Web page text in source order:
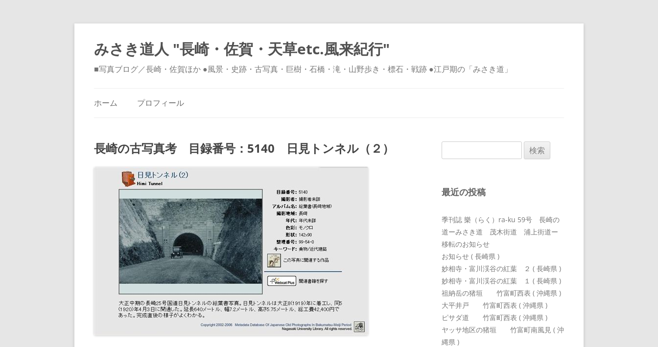
みさき道人 "長崎・佐賀・天草etc.風来紀行"
■写真ブログ／長崎・佐賀ほか ●風景・史跡・古写真・巨樹・石橋・滝・山野歩き・標石・戦跡 ●江戸期の「みさき道」
ッ
プ
ホーム プロフィール
長崎の古写真考 目録番号：5140 日見トンネル（２）
索:
最近の投稿
季刊誌 樂（らく）ra-ku 59号 長崎の
道ーみさき道 茂木街道 浦上街道ー
移転のお知らせ
お知らせ ( 長崎県 )
妙相寺・富川渓谷の紅葉 ２ ( 長崎県 )
妙相寺・富川渓谷の紅葉 １ ( 長崎県 )
祖納岳の猪垣 竹富町西表 ( 沖縄県 )
大平井戸 竹富町西表 ( 沖縄県 )
ピサダ道 竹富町西表 ( 沖縄県 )
ヤッサ地区の猪垣 竹富町南風見 ( 沖
縄県 )